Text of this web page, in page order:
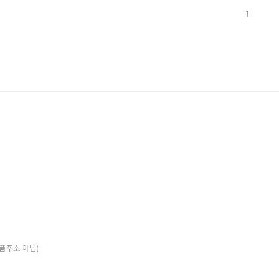
1
주소 아님)